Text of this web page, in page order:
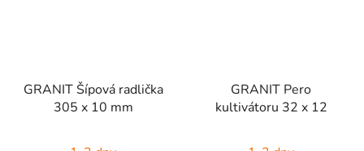
GRANIT Šípová radlička
305 x 10 mm
GRANIT Pero
kultivátoru 32 x 12